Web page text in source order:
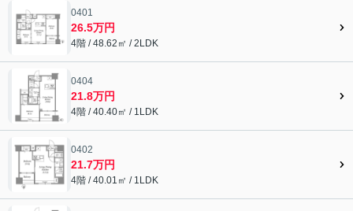
0401
26.5万円
4階 / 48.62㎡ / 2LDK
0404
21.8万円
4階 / 40.40㎡ / 1LDK
0402
21.7万円
4階 / 40.01㎡ / 1LDK